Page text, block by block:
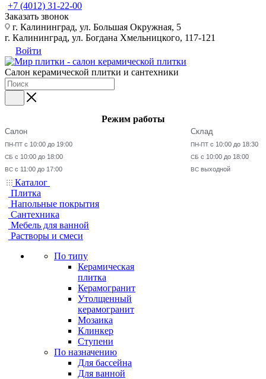
+7 (4012) 31-22-00
Заказать звонок
г. Калининград, ул. Большая Окружная, 5
г. Калининград, ул. Богдана Хмельницкого, 117-121
Войти
Салон керамической плитки и сантехники
Режим работы
Салон
ПН-ПТ с 10:00 до 19:00
СБ с 10:00 до 18:00
ВС с 11:00 до 17:00
Склад
ПН-ПТ с 10:00 до 18:30
СБ с 10:00 до 18:00
ВС выходной
Каталог
Плитка
Напольные покрытия
Сантехника
Мебель для ванной
Растворы и смеси
По типу
Керамическая
плитка
Керамогранит
Утолщенный
керамогранит
Мозаика
Клинкер
Ступени
По назначению
Для бассейна
Для ванной